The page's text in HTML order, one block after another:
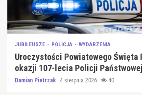
JUBILEUSZE POLICJA WYDARZENIA
Uroczystości Powiatowego Święta
okazji 107-lecia Policji Państwowej
Damian Pietrzak 4 sierpnia 2026 40